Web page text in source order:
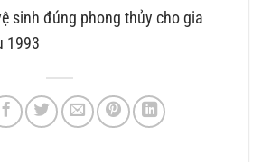
sinh đúng phong thủy cho gia
1993